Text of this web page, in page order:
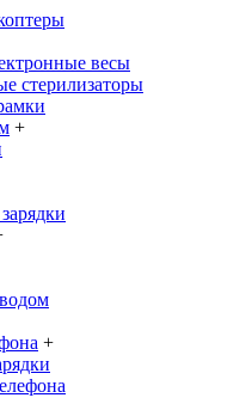
весы
стерилизаторы
+
+